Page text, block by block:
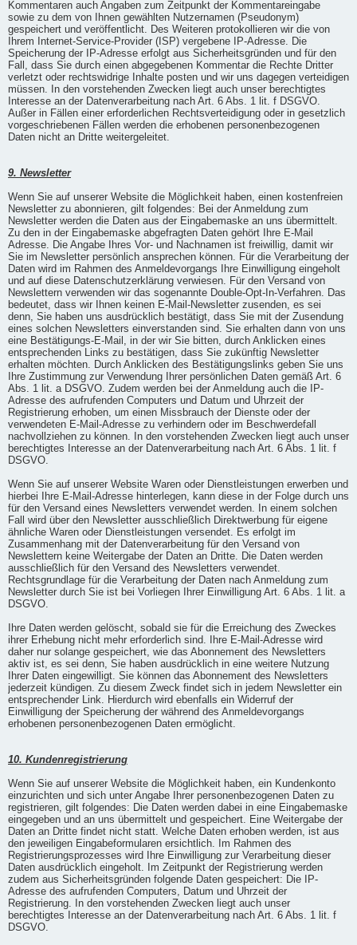
Kommentaren auch Angaben zum Zeitpunkt der Kommentareingabe
sowie zu dem von Ihnen gewählten Nutzernamen (Pseudonym)
gespeichert und veröffentlicht. Des Weiteren protokollieren wir die von
Ihrem Internet-Service-Provider (ISP) vergebene IP-Adresse. Die
Speicherung der IP-Adresse erfolgt aus Sicherheitsgründen und für den
Fall, dass Sie durch einen abgegebenen Kommentar die Rechte Dritter
verletzt oder rechtswidrige Inhalte posten und wir uns dagegen verteidigen
müssen. In den vorstehenden Zwecken liegt auch unser berechtigtes
Interesse an der Datenverarbeitung nach Art. 6 Abs. 1 lit. f DSGVO.
Außer in Fällen einer erforderlichen Rechtsverteidigung oder in gesetzlich
vorgeschriebenen Fällen werden die erhobenen personenbezogenen
Daten nicht an Dritte weitergeleitet.
9. Newsletter
Wenn Sie auf unserer Website die Möglichkeit haben, einen kostenfreien
Newsletter zu abonnieren, gilt folgendes: Bei der Anmeldung zum
Newsletter werden die Daten aus der Eingabemaske an uns übermittelt.
Zu den in der Eingabemaske abgefragten Daten gehört Ihre E-Mail
Adresse. Die Angabe Ihres Vor- und Nachnamen ist freiwillig, damit wir
Sie im Newsletter persönlich ansprechen können. Für die Verarbeitung der
Daten wird im Rahmen des Anmeldevorgangs Ihre Einwilligung eingeholt
und auf diese Datenschutzerklärung verwiesen. Für den Versand von
Newslettern verwenden wir das sogenannte Double-Opt-In-Verfahren. Das
bedeutet, dass wir Ihnen keinen E-Mail-Newsletter zusenden, es sei
denn, Sie haben uns ausdrücklich bestätigt, dass Sie mit der Zusendung
eines solchen Newsletters einverstanden sind. Sie erhalten dann von uns
eine Bestätigungs-E-Mail, in der wir Sie bitten, durch Anklicken eines
entsprechenden Links zu bestätigen, dass Sie zukünftig Newsletter
erhalten möchten. Durch Anklicken des Bestätigungslinks geben Sie uns
Ihre Zustimmung zur Verwendung Ihrer persönlichen Daten gemäß Art. 6
Abs. 1 lit. a DSGVO. Zudem werden bei der Anmeldung auch die IP-
Adresse des aufrufenden Computers und Datum und Uhrzeit der
Registrierung erhoben, um einen Missbrauch der Dienste oder der
verwendeten E-Mail-Adresse zu verhindern oder im Beschwerdefall
nachvollziehen zu können. In den vorstehenden Zwecken liegt auch unser
berechtigtes Interesse an der Datenverarbeitung nach Art. 6 Abs. 1 lit. f
DSGVO.
Wenn Sie auf unserer Website Waren oder Dienstleistungen erwerben und
hierbei Ihre E-Mail-Adresse hinterlegen, kann diese in der Folge durch uns
für den Versand eines Newsletters verwendet werden. In einem solchen
Fall wird über den Newsletter ausschließlich Direktwerbung für eigene
ähnliche Waren oder Dienstleistungen versendet. Es erfolgt im
Zusammenhang mit der Datenverarbeitung für den Versand von
Newslettern keine Weitergabe der Daten an Dritte. Die Daten werden
ausschließlich für den Versand des Newsletters verwendet.
Rechtsgrundlage für die Verarbeitung der Daten nach Anmeldung zum
Newsletter durch Sie ist bei Vorliegen Ihrer Einwilligung Art. 6 Abs. 1 lit. a
DSGVO.
Ihre Daten werden gelöscht, sobald sie für die Erreichung des Zweckes
ihrer Erhebung nicht mehr erforderlich sind. Ihre E-Mail-Adresse wird
daher nur solange gespeichert, wie das Abonnement des Newsletters
aktiv ist, es sei denn, Sie haben ausdrücklich in eine weitere Nutzung
Ihrer Daten eingewilligt. Sie können das Abonnement des Newsletters
jederzeit kündigen. Zu diesem Zweck findet sich in jedem Newsletter ein
entsprechender Link. Hierdurch wird ebenfalls ein Widerruf der
Einwilligung der Speicherung der während des Anmeldevorgangs
erhobenen personenbezogenen Daten ermöglicht.
10. Kundenregistrierung
Wenn Sie auf unserer Website die Möglichkeit haben, ein Kundenkonto
einzurichten und sich unter Angabe Ihrer personenbezogenen Daten zu
registrieren, gilt folgendes: Die Daten werden dabei in eine Eingabemaske
eingegeben und an uns übermittelt und gespeichert. Eine Weitergabe der
Daten an Dritte findet nicht statt. Welche Daten erhoben werden, ist aus
den jeweiligen Eingabeformularen ersichtlich. Im Rahmen des
Registrierungsprozesses wird Ihre Einwilligung zur Verarbeitung dieser
Daten ausdrücklich eingeholt. Im Zeitpunkt der Registrierung werden
zudem aus Sicherheitsgründen folgende Daten gespeichert: Die IP-
Adresse des aufrufenden Computers, Datum und Uhrzeit der
Registrierung. In den vorstehenden Zwecken liegt auch unser
berechtigtes Interesse an der Datenverarbeitung nach Art. 6 Abs. 1 lit. f
DSGVO.